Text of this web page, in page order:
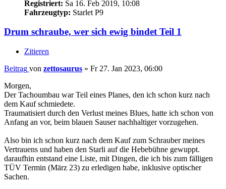
Registriert: Sa 16. Feb 2019, 10:08
Fahrzeugtyp: Starlet P9
Drum schraube, wer sich ewig bindet Teil 1
Zitieren
Beitrag von zettosaurus » Fr 27. Jan 2023, 06:00
Morgen,
Der Tachoumbau war Teil eines Planes, den ich schon kurz nach
dem Kauf schmiedete.
Traumatisiert durch den Verlust meines Blues, hatte ich schon von
Anfang an vor, beim blauen Sauser nachhaltiger vorzugehen.
Also bin ich schon kurz nach dem Kauf zum Schrauber meines
Vertrauens und haben den Starli auf die Hebebühne gewuppt.
daraufhin entstand eine Liste, mit Dingen, die ich bis zum fälligen
TÜV Termin (März 23) zu erledigen habe, inklusive optischer
Sachen.